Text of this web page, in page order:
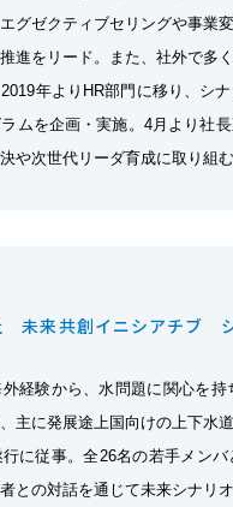
グゼクティブセリングや事業
進をリード。また、社外で多
年よりHR部門に移り、シ
ムを企画・実施。4月より社
や次世代リーダ育成に取り組む
未来共創イニシアチブ
経験から、水問題に関心を
主に発展途上国向けの上下水
に従事。全26名の若手メン
との対話を通じて未来シナリ